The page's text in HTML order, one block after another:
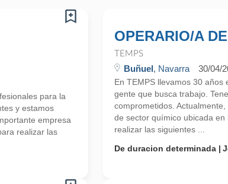
para la
y estamos
empresa
realizar las
OPERARIO/A
TEMPS
Buñuel, Navarra 30/04/
En TEMPS llevamos 30
gente que busca trabajo.
comprometidos.
de sector químico ubicada en
realizar las siguientes ...
De duracion determinada